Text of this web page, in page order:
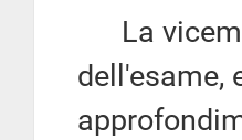
La
dell'esame,